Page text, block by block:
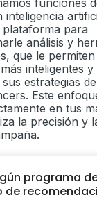
inteligencia
para
análisis y
que le
inteligentes y
estrategias
Este
en tus
la precisión y
programa
de